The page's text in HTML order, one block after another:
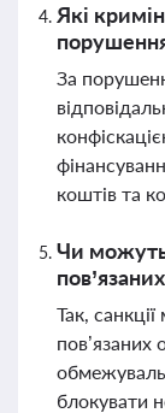
Які
За
коштів та
Чи
Так,
пов’язаних
блокувати